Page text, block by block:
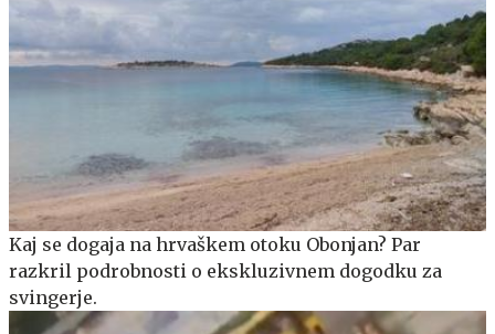
Kaj se dogaja na hrvaškem otoku Obonjan? Par
razkril podrobnosti o ekskluzivnem dogodku za
svingerje.